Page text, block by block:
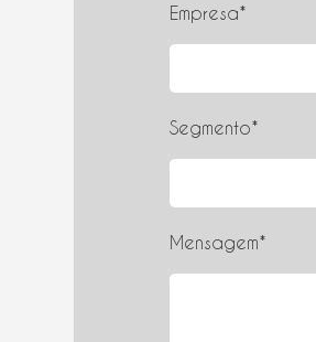
Empresa*
Segmento*
Mensagem*